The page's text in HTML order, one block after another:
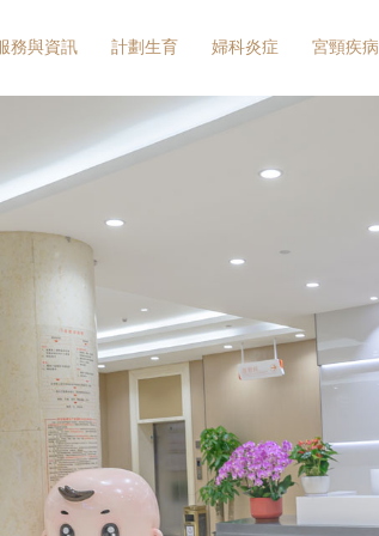
務與資訊 計劃生育 婦科炎症 宮頸疾病